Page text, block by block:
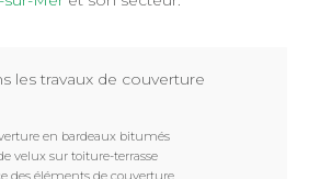
les travaux de couverture
en bardeaux bitumés
velux sur toiture-terrasse